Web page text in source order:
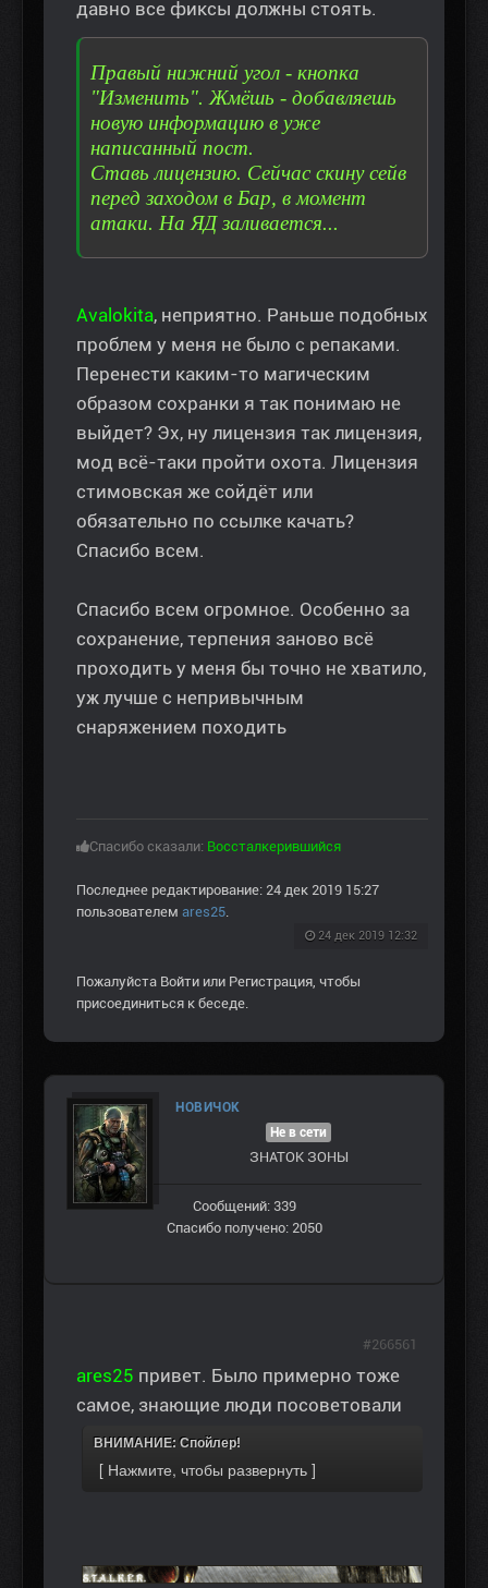
давно все фиксы должны стоять.
Правый нижний угол - кнопка
"Изменить". Жмёшь - добавляешь
новую информацию в уже
написанный пост.
Ставь лицензию. Сейчас скину сейв
перед заходом в Бар, в момент
атаки. На ЯД заливается...
Avalokita, неприятно. Раньше подобных
проблем у меня не было с репаками.
Перенести каким-то магическим
образом сохранки я так понимаю не
выйдет? Эх, ну лицензия так лицензия,
мод всё-таки пройти охота. Лицензия
стимовская же сойдёт или
обязательно по ссылке качать?
Спасибо всем.
Спасибо всем огромное. Особенно за
сохранение, терпения заново всё
проходить у меня бы точно не хватило,
уж лучше с непривычным
снаряжением походить
Спасибо сказали: Воссталкерившийся
Последнее редактирование: 24 дек 2019 15:27
пользователем ares25.
24 дек 2019 12:32
Пожалуйста Войти или Регистрация, чтобы
присоединиться к беседе.
НОВИЧОК
Не в сети
ЗНАТОК ЗОНЫ
Сообщений: 339
Спасибо получено: 2050
ares25 привет. Было примерно тоже
самое, знающие люди посоветовали
ВНИМАНИЕ: Спойлер!
#266561